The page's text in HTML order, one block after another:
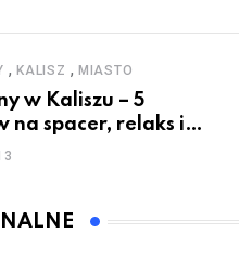
, KALISZ , MIASTO
w Kaliszu – 5
na spacer, relaks i